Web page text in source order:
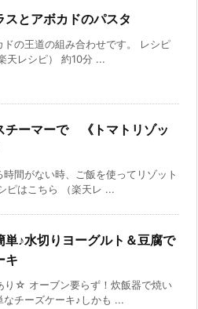
スとアボカドのパスタ
ドの王道の組み合わせです。 レシピ
天レシピ） 約10分 ...
チーマーで 《トマトリゾッ
時間がない時、ご飯を使ってリゾット
ピはこちら （楽天レ ...
単♪水切りヨーグルト＆豆腐で
キ
☆ オーブン要らず！炊飯器で焼い
なチーズケーキ♪しかも ...